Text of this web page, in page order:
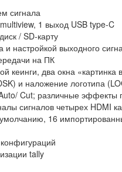
сигнала
1 выход USB type-C
/ SD-карту
настройкой выходного
на ПК
кеинги, два окна
и наложение логотипа
Cut; различные
сигналов четырех HDMI
16
tally